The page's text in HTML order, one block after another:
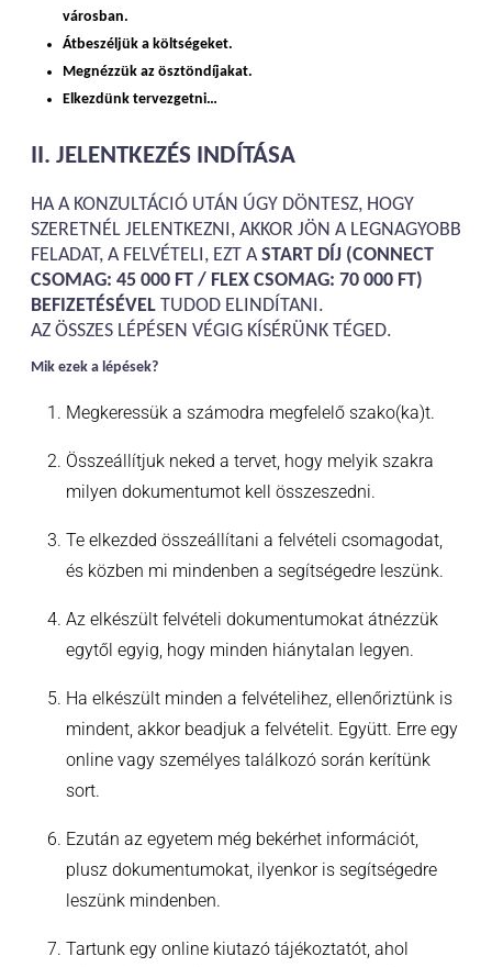
városban.
Átbeszéljük a költségeket.
Megnézzük az ösztöndíjakat.
Elkezdünk tervezgetni…
II. JELENTKEZÉS INDÍTÁSA
HA A KONZULTÁCIÓ UTÁN ÚGY DÖNTESZ, HOGY
SZERETNÉL JELENTKEZNI, AKKOR JÖN A LEGNAGYOBB
FELADAT, A FELVÉTELI, EZT ASTART DÍJ (CONNECT
CSOMAG: 45 000 FT / FLEX CSOMAG: 70 000 FT)
BEFIZETÉSÉVELTUDOD ELINDÍTANI.
AZ ÖSSZES LÉPÉSEN VÉGIG KÍSÉRÜNK TÉGED.
Mik ezek a lépések?
Megkeressük a számodra megfelelő szako(ka)t.
Összeállítjuk neked a tervet, hogy melyik szakra
milyen dokumentumot kell összeszedni.
Te elkezded összeállítani a felvételi csomagodat,
és közben mi mindenben a segítségedre leszünk.
Az elkészült felvételi dokumentumokat átnézzük
egytől egyig, hogy minden hiánytalan legyen.
Ha elkészült minden a felvételihez, ellenőriztünk is
mindent, akkor beadjuk a felvételit. Együtt. Erre egy
online vagy személyes találkozó során kerítünk
sort.
Ezután az egyetem még bekérhet információt,
plusz dokumentumokat, ilyenkor is segítségedre
leszünk mindenben.
Tartunk egy online kiutazó tájékoztatót, ahol